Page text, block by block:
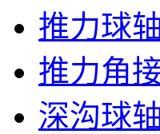
推力球
推力角
深沟球